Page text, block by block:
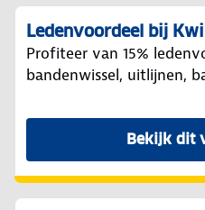
Ledenvoordeel bij
Profiteer van 15%
bandenwissel, uitlijnen,
Bekijk dit